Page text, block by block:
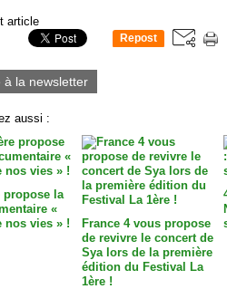
article
Repost
à la newsletter
aussi :
propose la
«
nos vies » !
France 4 vous propose
de revivre le concert de
Sya lors de la première
édition du Festival La
1ère !